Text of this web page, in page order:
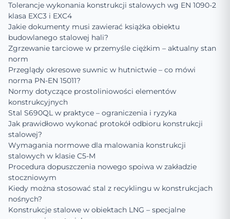
Tolerancje wykonania konstrukcji stalowych wg EN 1090-2
klasa EXC3 i EXC4
Jakie dokumenty musi zawierać książka obiektu
budowlanego stalowej hali?
Zgrzewanie tarciowe w przemyśle ciężkim – aktualny stan
norm
Przeglądy okresowe suwnic w hutnictwie – co mówi
norma PN-EN 15011?
Normy dotyczące prostoliniowości elementów
konstrukcyjnych
Stal S690QL w praktyce – ograniczenia i ryzyka
Jak prawidłowo wykonać protokół odbioru konstrukcji
stalowej?
Wymagania normowe dla malowania konstrukcji
stalowych w klasie C5-M
Procedura dopuszczenia nowego spoiwa w zakładzie
stoczniowym
Kiedy można stosować stal z recyklingu w konstrukcjach
nośnych?
Konstrukcje stalowe w obiektach LNG – specjalne